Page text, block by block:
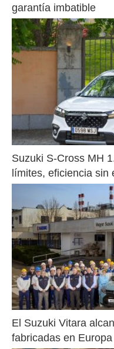
garantía imbatible
Suzuki S-Cross MH
límites, eficiencia sin
El Suzuki Vitara
fabricadas en Europa